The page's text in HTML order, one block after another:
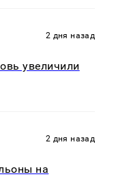
2 дня назад
увеличили
2 дня назад
на